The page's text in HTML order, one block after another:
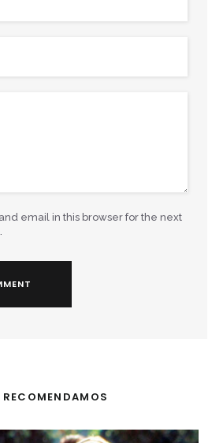
email in this browser for the next
RECOMENDAMOS